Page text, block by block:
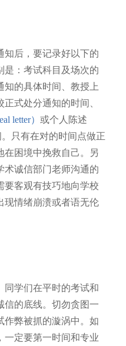
知后，要记录好以下的
是：考试科目及场次的
知的具体时间、教授上
式处分通知的时间、
letter） 或个人陈述
。只有在对的时间点做正
在困境中挽救自己。另
术诚信部门老师沟通的
要客观有技巧地向学校
现情绪崩溃或者语无伦
同学们在平时的考试和
信的底线。切勿贪图一
作弊被抓的漩涡中。如
一定要第一时间和专业